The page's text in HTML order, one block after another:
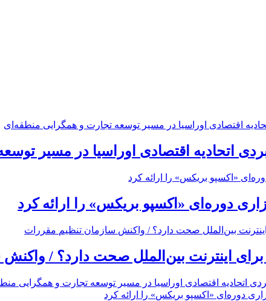
اتحادیه اقتصادی اوراسیا در مسیر
دوره‌ای «اکسپو بریکس» را ارائه کرد
اتحادیه اقتصادی اوراسیا در مسیر توسعه تجارت و همگرایی
دوره‌ای «اکسپو بریکس» را ارائه کرد